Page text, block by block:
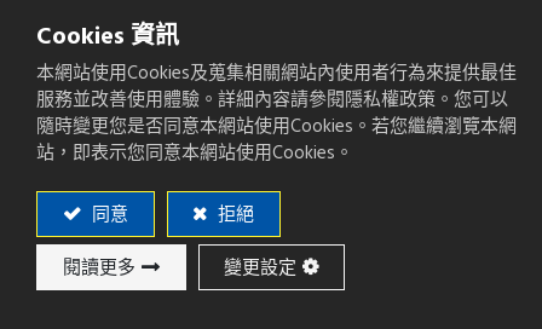
加入詢價
Cookies 資訊
本網站使用Cookies及蒐集相關網站內使用者行為來提供最佳
服務並改善使用體驗。詳細內容請參閱隱私權政策。您可以
隨時變更您是否同意本網站使用Cookies。若您繼續瀏覽本網
站，即表示您同意本網站使用Cookies。
同意 拒絕
閱讀更多 變更設定